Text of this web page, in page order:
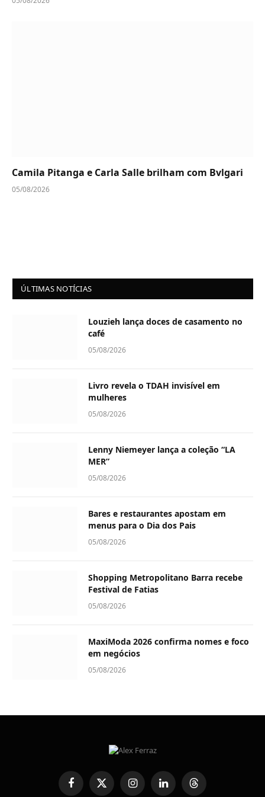
Camila Pitanga e Carla Salle brilham com Bvlgari
05/08/2026
ÚLTIMAS NOTÍCIAS
Louzieh lança doces de casamento no
café
05/08/2026
Livro revela o TDAH invisível em
mulheres
05/08/2026
Lenny Niemeyer lança a coleção “LA
MER”
05/08/2026
Bares e restaurantes apostam em
menus para o Dia dos Pais
05/08/2026
Shopping Metropolitano Barra recebe
Festival de Fatias
05/08/2026
MaxiModa 2026 confirma nomes e foco
em negócios
05/08/2026
FacebookX
InstagramLinkedInThreads